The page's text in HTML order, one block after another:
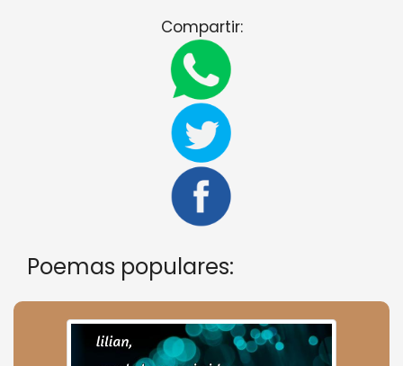
Compartir:
Poemas populares: